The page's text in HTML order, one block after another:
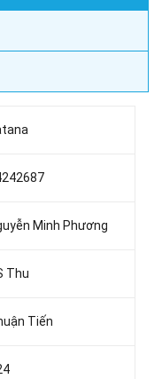
Minh Phương
Thu
Tiến